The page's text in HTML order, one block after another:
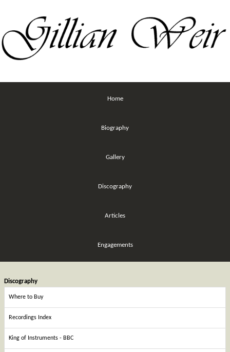
Home
Biography
Gallery
Discography
Articles
Engagements
Discography
Where to Buy
Recordings Index
King of Instruments - BBC